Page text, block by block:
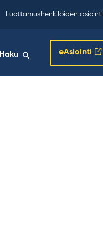
Luottamushenkilöiden asiointi
Haku eAsiointi